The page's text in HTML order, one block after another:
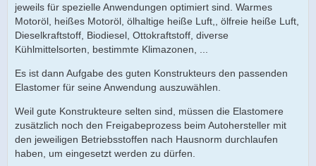
jeweils für spezielle Anwendungen optimiert sind. Warmes
Motoröl, heißes Motoröl, ölhaltige heiße Luft,, ölfreie heiße Luft,
Dieselkraftstoff, Biodiesel, Ottokraftstoff, diverse
Kühlmittelsorten, bestimmte Klimazonen, ...
Es ist dann Aufgabe des guten Konstrukteurs den passenden
Elastomer für seine Anwendung auszuwählen.
Weil gute Konstrukteure selten sind, müssen die Elastomere
zusätzlich noch den Freigabeprozess beim Autohersteller mit
den jeweiligen Betriebsstoffen nach Hausnorm durchlaufen
haben, um eingesetzt werden zu dürfen.